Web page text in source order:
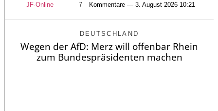
JF-Online 7 Kommentare — 3. August 2026 10:21
DEUTSCHLAND
Wegen der AfD: Merz will offenbar Rhein
zum Bundespräsidenten machen